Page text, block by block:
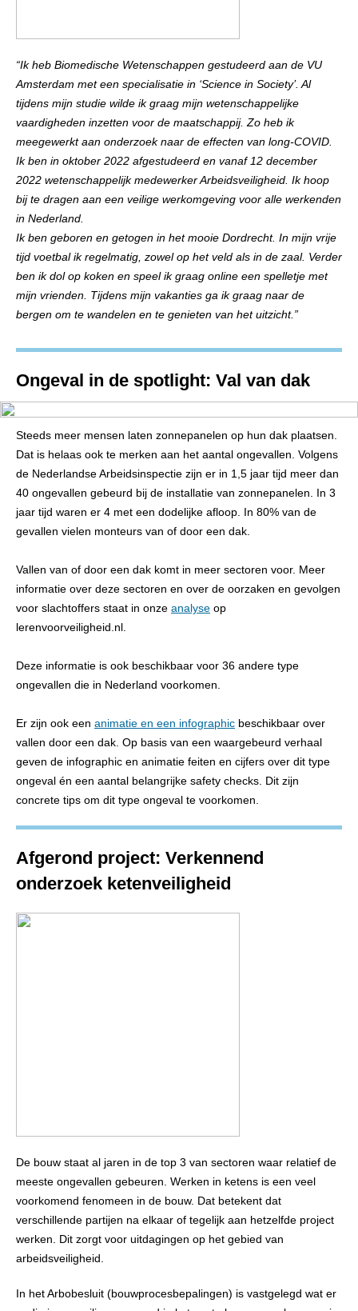
“Ik heb Biomedische Wetenschappen gestudeerd aan de VU
Amsterdam met een specialisatie in ‘Science in Society’. Al
tijdens mijn studie wilde ik graag mijn wetenschappelijke
vaardigheden inzetten voor de maatschappij. Zo heb ik
meegewerkt aan onderzoek naar de effecten van long-COVID.
Ik ben in oktober 2022 afgestudeerd en vanaf 12 december
2022 wetenschappelijk medewerker Arbeidsveiligheid. Ik hoop
bij te dragen aan een veilige werkomgeving voor alle werkenden
in Nederland.
Ik ben geboren en getogen in het mooie Dordrecht. In mijn vrije
tijd voetbal ik regelmatig, zowel op het veld als in de zaal. Verder
ben ik dol op koken en speel ik graag online een spelletje met
mijn vrienden. Tijdens mijn vakanties ga ik graag naar de
bergen om te wandelen en te genieten van het uitzicht.”
Ongeval in de spotlight: Val van dak
Steeds meer mensen laten zonnepanelen op hun dak plaatsen.
Dat is helaas ook te merken aan het aantal ongevallen. Volgens
de Nederlandse Arbeidsinspectie zijn er in 1,5 jaar tijd meer dan
40 ongevallen gebeurd bij de installatie van zonnepanelen. In 3
jaar tijd waren er 4 met een dodelijke afloop. In 80% van de
gevallen vielen monteurs van of door een dak.
Vallen van of door een dak komt in meer sectoren voor. Meer
informatie over deze sectoren en over de oorzaken en gevolgen
voor slachtoffers staat in onze analyse op
lerenvoorveiligheid.nl.
Deze informatie is ook beschikbaar voor 36 andere type
ongevallen die in Nederland voorkomen.
Er zijn ook een animatie en een infographic beschikbaar over
vallen door een dak. Op basis van een waargebeurd verhaal
geven de infographic en animatie feiten en cijfers over dit type
ongeval én een aantal belangrijke safety checks. Dit zijn
concrete tips om dit type ongeval te voorkomen.
Afgerond project: Verkennend
onderzoek ketenveiligheid
De bouw staat al jaren in de top 3 van sectoren waar relatief de
meeste ongevallen gebeuren. Werken in ketens is een veel
voorkomend fenomeen in de bouw. Dat betekent dat
verschillende partijen na elkaar of tegelijk aan hetzelfde project
werken. Dit zorgt voor uitdagingen op het gebied van
arbeidsveiligheid.
In het Arbobesluit (bouwprocesbepalingen) is vastgelegd wat er